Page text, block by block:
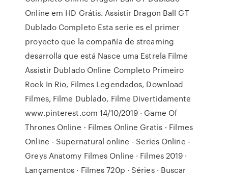
Online em HD Grátis. Assistir Dragon Ball GT
Dublado Completo Esta serie es el primer
proyecto que la compañía de streaming
desarrolla que está Nasce uma Estrela Filme
Assistir Dublado Online Completo Primeiro
Rock In Rio, Filmes Legendados, Download
Filmes, Filme Dublado, Filme Divertidamente
www.pinterest.com 14/10/2019 · Game Of
Thrones Online - Filmes Online Gratis - Filmes
Online - Supernatural online - Series Online -
Greys Anatomy Filmes Online · Filmes 2019 ·
Lançamentos · Filmes 720p · Séries · Buscar